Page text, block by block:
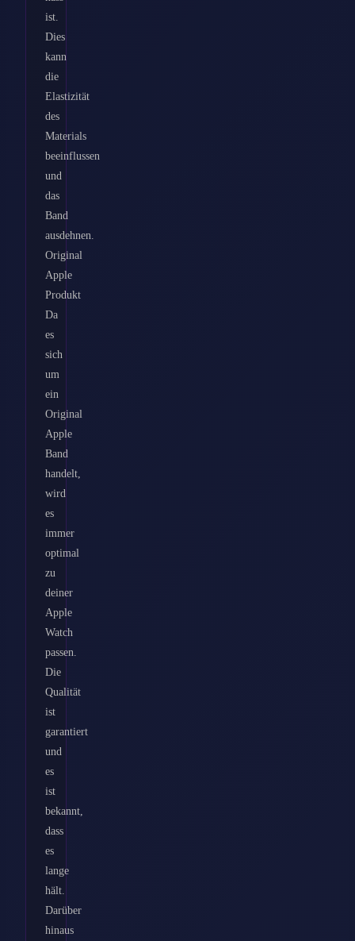
ist.
Dies
kann
die
Elastizität
des
Materials
beeinflussen
und
das
Band
ausdehnen.
Original
Apple
Produkt
Da
es
sich
um
ein
Original
Apple
Band
handelt,
wird
es
immer
optimal
zu
deiner
Apple
Watch
passen.
Die
Qualität
ist
garantiert
und
es
ist
bekannt,
dass
es
lange
hält.
Darüber
hinaus